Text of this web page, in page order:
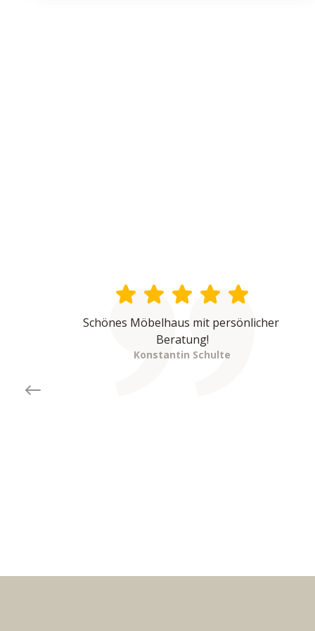
Schönes Möbelhaus mit persönlicher
Beratung!
Konstantin Schulte